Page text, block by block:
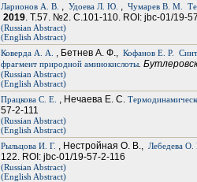
Ларионов А. В. , Удоева Л. Ю. , Чумарев В. М.
2019. Т.57. №2. С.101-110. ROI: jbc-01/19-
(Russian Abstract)
(English Abstract)
Коверда А. А.
, Бетнев А. Ф., Кофанов Е. Р.
фрагмент природной аминокислоты.
(Russian Abstract)
(English Abstract)
Працкова С. Е. , Нечаева Е. С.
57-2-111
(Russian Abstract)
(English Abstract)
Рыльцова И. Г. , Нестройная О. В., Лебедева О.
122. ROI: jbc-01/19-57-2-116
(Russian Abstract)
(English Abstract)